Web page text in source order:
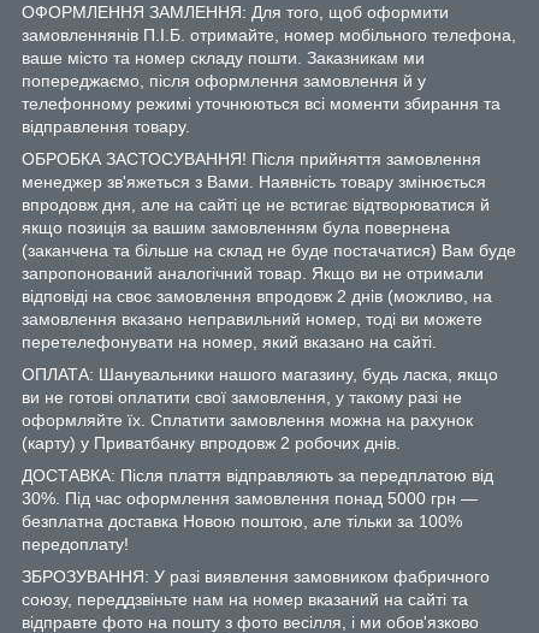
ОФОРМЛЕННЯ ЗАМЛЕННЯ: Для того, щоб оформити
замовленнянів П.І.Б. отримайте, номер мобільного телефона,
ваше місто та номер складу пошти. Заказникам ми
попереджаємо, після оформлення замовлення й у
телефонному режимі уточнюються всі моменти збирання та
відправлення товару.
ОБРОБКА ЗАСТОСУВАННЯ! Після прийняття замовлення
менеджер зв'яжеться з Вами. Наявність товару змінюється
впродовж дня, але на сайті це не встигає відтворюватися й
якщо позиція за вашим замовленням була повернена
(заканчена та більше на склад не буде постачатися) Вам буде
запропонований аналогічний товар. Якщо ви не отримали
відповіді на своє замовлення впродовж 2 днів (можливо, на
замовлення вказано неправильний номер, тоді ви можете
перетелефонувати на номер, який вказано на сайті.
ОПЛАТА: Шанувальники нашого магазину, будь ласка, якщо
ви не готові оплатити свої замовлення, у такому разі не
оформляйте їх. Сплатити замовлення можна на рахунок
(карту) у Приватбанку впродовж 2 робочих днів.
ДОСТАВКА: Після плаття відправляють за передплатою від
30%. Під час оформлення замовлення понад 5000 грн —
безплатна доставка Новою поштою, але тільки за 100%
передоплату!
ЗБРОЗУВАННЯ: У разі виявлення замовником фабричного
союзу, переддзвіньте нам на номер вказаний на сайті та
відправте фото на пошту з фото весілля, і ми обов'язково